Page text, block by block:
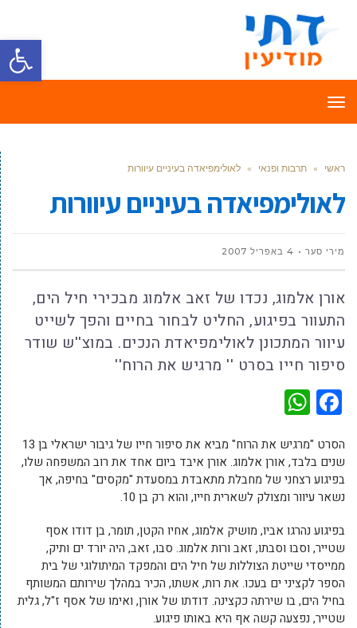
פתח
תפריט
ראשי » תרבות ופנאי » לאולימפיאדה בעיניים עיוורות
לאולימפיאדה בעיניים עיוורות
מירי סער 4 באפריל 2007
אורן אלמוג, נכדו של זאב אלמוג מבכירי חיל הים,
התעוור בפיגוע, החליט לבחור בחיים והפך לשייט
עיוור המתכונן לאולימפיאדת הנכים. במוצ''ש שודר
סיפור חייו בסרט '' מרגיש את הרוח''
Facebook
הסרט "מרגיש את הרוח" מביא את סיפור חייו של גיבור ישראלי בן 13
שנים בלבד, אורן אלמוג. אורן איבד ביום אחד את רוב המשפחה שלו,
בפיגוע רצחני של מחבלת מתאבדת במסעדת "מקסים" בחיפה, אך
נשאר עיוור ומצולק לשארית חייו, והוא רק בן 10.
בפיגוע נהרגו אביו, מושיק אלמוג, אחיו הקטן, תומר, בן דודו אסף
שטייר, וסבו וסבתו, זאב ורות אלמוג. סבו, זאב, היה יורד ים ותיק,
ממייסדי שייטת הצוללות של חיל הים והמפקד המיתולוגי של בית
הספר לקציני ים בעכו. את רות, אשתו, הכיר במהלך שירותם המשותף
בחיל הים, בו שירתה כקצינה. דודתו של אורן, ואימו של אסף ז"ל, גלית
שטייר, נפצעה קשה אף היא באותו פיגוע.